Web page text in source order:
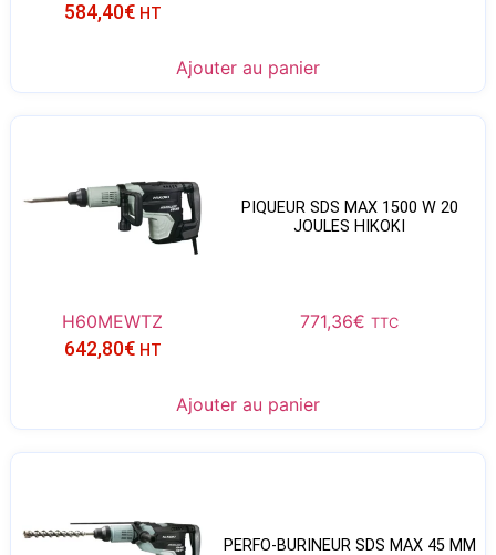
584,40€ HT
Ajouter au panier
PIQUEUR SDS MAX 1500 W 20
JOULES HIKOKI
H60MEWTZ 771,36€ TTC
642,80€ HT
Ajouter au panier
PERFO-BURINEUR SDS MAX 45 MM